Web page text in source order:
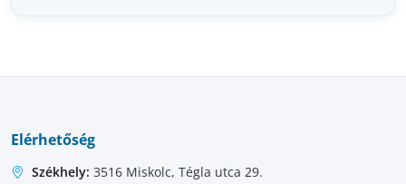
Elérhetőség
Székhely: 3516 Miskolc, Tégla utca 29.